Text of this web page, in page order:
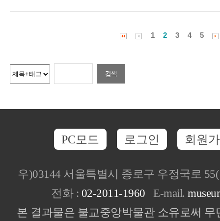
1 2 3 4 5
PC모드 로그인 회원
우)03144 서울특별시 종로구 우정국로
전화 : 02-2011-1960 E-mail.
본 결과물은 불교중앙박물관 소유로써